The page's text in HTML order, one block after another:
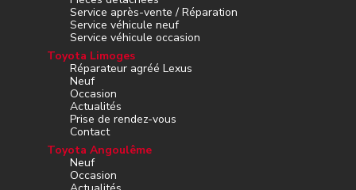
Service après-vente / Réparation
Service véhicule neuf
Service véhicule occasion
Toyota Limoges
Réparateur agréé Lexus
Neuf
Occasion
Actualités
Prise de rendez-vous
Contact
Toyota Angoulême
Neuf
Occasion